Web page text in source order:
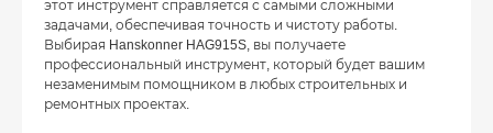
этот инструмент справляется с самыми сложными
задачами, обеспечивая точность и чистоту работы.
Выбирая Hanskonner HAG915S, вы получаете
профессиональный инструмент, который будет вашим
незаменимым помощником в любых строительных и
ремонтных проектах.